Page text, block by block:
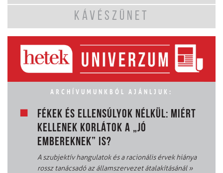
KÁVÉSZÜNET
ARCHÍVUMUNKBÓL AJÁNLJUK:
FÉKEK ÉS ELLENSÚLYOK NÉLKÜL: MIÉRT
KELLENEK KORLÁTOK A „JÓ
EMBEREKNEK” IS?
A szubjektív hangulatok és a racionális érvek hiánya
rossz tanácsadó az államszervezet átalakításánál»